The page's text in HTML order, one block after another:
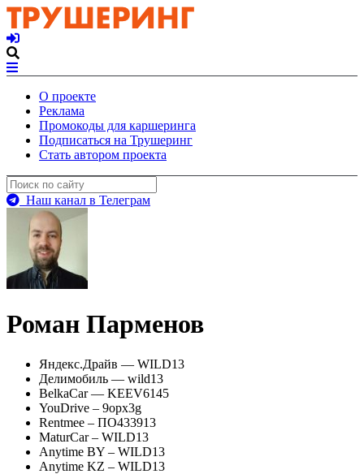
О проекте
Реклама
Промокоды для каршеринга
Подписаться на Трушеринг
Стать автором проекта
Наш канал в Телеграм
Роман Парменов
Яндекс.Драйв — WILD13
Делимобиль — wild13
BelkaCar — KEEV6145
YouDrive – 9opx3g
Rentmee – ПО433913
MaturCar – WILD13
Anytime BY – WILD13
Anytime KZ – WILD13